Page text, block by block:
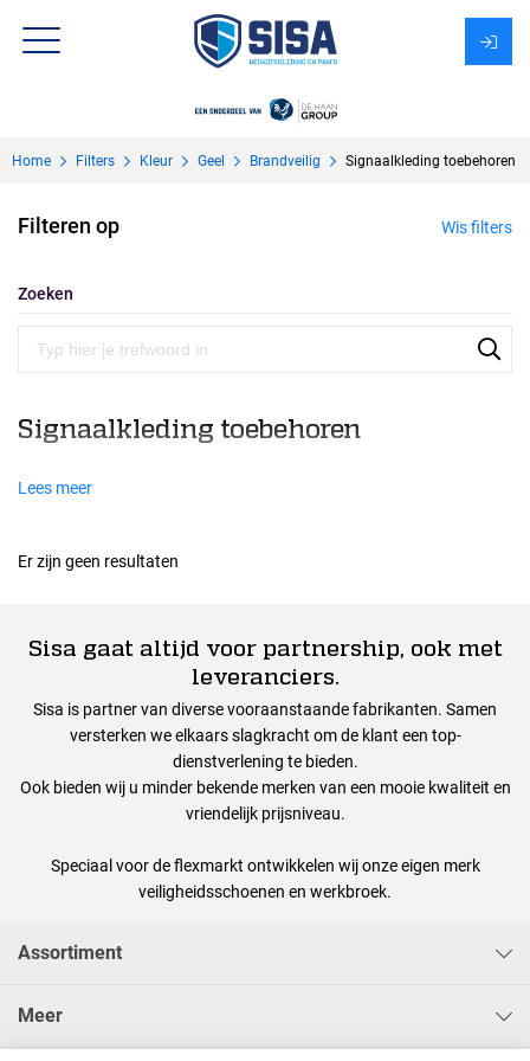
Over Sisa
KMS
Uitzendbureau?
Home Filters Kleur Geel Brandveilig Signaalkleding toebehoren
Filteren op Wis filters
Zoeken
Signaalkleding toebehoren
Lees meer
Er zijn geen resultaten
Sisa gaat altijd voor partnership, ook met
leveranciers.
Sisa is partner van diverse vooraanstaande fabrikanten. Samen
versterken we elkaars slagkracht om de klant een top-
dienstverlening te bieden.
Ook bieden wij u minder bekende merken van een mooie kwaliteit en
vriendelijk prijsniveau.
Speciaal voor de flexmarkt ontwikkelen wij onze eigen merk
veiligheidsschoenen en werkbroek.
Assortiment
Meer